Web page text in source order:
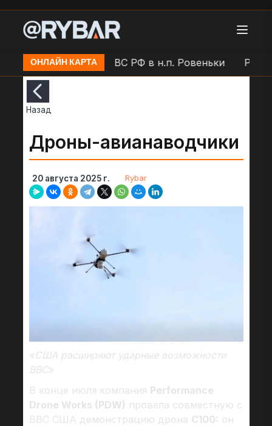
ОНЛАЙН КАРТА
Работа ПВО ВС РФ в н.п. Ровеньки
Назад
Дроны-авианаводчики
20 августа 2025 г. Rybar
« США расширяют ударные возможности
ВВС»
В конце июля компания Performance
Drone Works (PDW) провела совместную с
ВВС США демонстрацию дрона C100: он